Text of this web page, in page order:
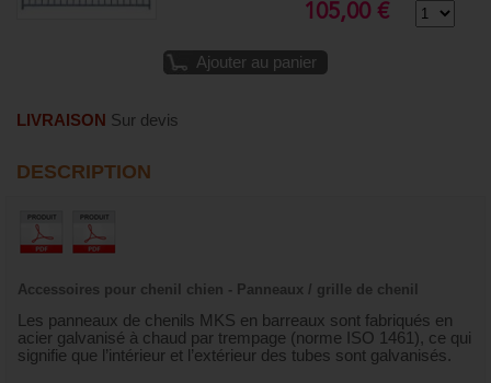
105,00 €
Ajouter au panier
LIVRAISON Sur devis
DESCRIPTION
Accessoires pour chenil chien - Panneaux / grille de chenil
Les panneaux de chenils MKS en barreaux sont fabriqués en
acier galvanisé à chaud par trempage (norme ISO 1461), ce qui
signifie que l’intérieur et l’extérieur des tubes sont galvanisés.